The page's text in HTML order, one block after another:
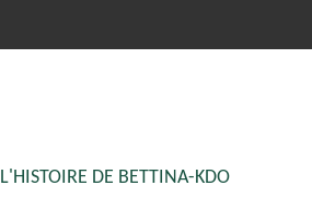
L'HISTOIRE DE BETTINA-KDO